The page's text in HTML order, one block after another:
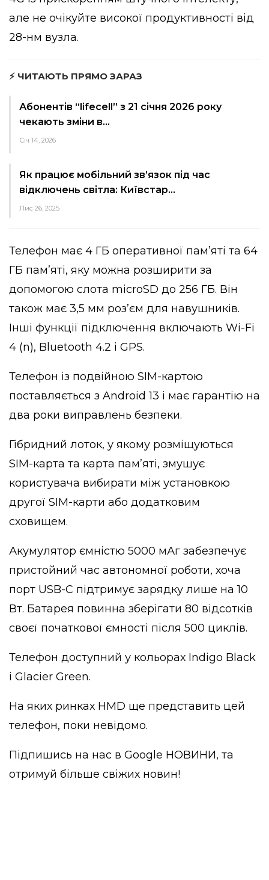
але не очікуйте високої продуктивності від
28-нм вузла.
⚡ ЧИТАЮТЬ ПРЯМО ЗАРАЗ
Абонентів “lifecell” з 21 січня 2026 року
чекають зміни в…
Січ 14, 2026
Як працює мобільний зв’язок під час
відключень світла: Київстар…
Лис 26, 2025
Телефон має 4 ГБ оперативної пам’яті та 64
ГБ пам’яті, яку можна розширити за
допомогою слота microSD до 256 ГБ. Він
також має 3,5 мм роз’єм для навушників.
Інші функції підключення включають Wi-Fi
4 (n), Bluetooth 4.2 і GPS.
Телефон із подвійною SIM-картою
поставляється з Android 13 і має гарантію на
два роки виправлень безпеки.
Гібридний лоток, у якому розміщуються
SIM-карта та карта пам’яті, змушує
користувача вибирати між установкою
другої SIM-карти або додатковим
сховищем.
Акумулятор ємністю 5000 мАг забезпечує
пристойний час автономної роботи, хоча
порт USB-C підтримує зарядку лише на 10
Вт. Батарея повинна зберігати 80 відсотків
своєї початкової ємності після 500 циклів.
Телефон доступний у кольорах Indigo Black
і Glacier Green.
На яких ринках HMD ще представить цей
телефон, поки невідомо.
Підпишись на нас в Google НОВИНИ, та
отримуй більше свіжих новин!